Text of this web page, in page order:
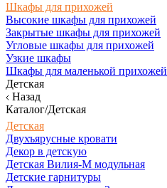
Шкафы для прихожей
Высокие шкафы для прихожей
Закрытые шкафы для прихожей
Угловые шкафы для прихожей
Узкие шкафы
Шкафы для маленькой прихожей
Детская
Назад
Каталог/Детская
Детская
Двухъярусные кровати
Декор в детскую
Детская Вилия-М модульная
Детские гарнитуры